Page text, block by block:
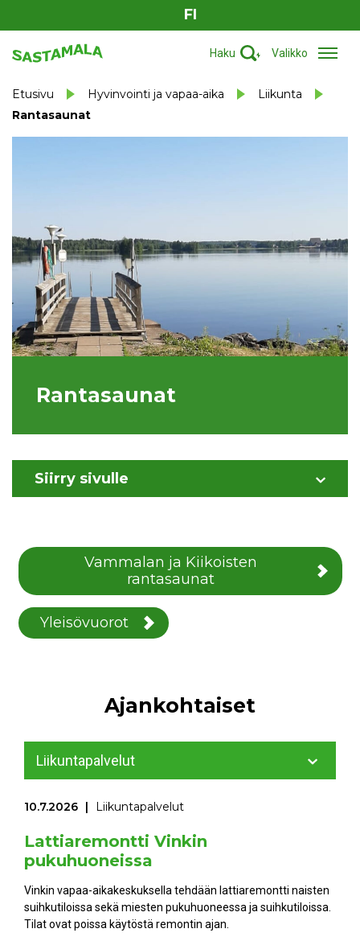
FI
Haku Valikko
Etusivu Hyvinvointi ja vapaa-aika
Liikunta
Rantasaunat
Rantasaunat
Siirry sivulle
Vammalan ja Kiikoisten
rantasaunat
Yleisövuorot
Ajankohtaiset
Liikuntapalvelut
10.7.2026 Liikuntapalvelut
Lattiaremontti Vinkin
pukuhuoneissa
Vinkin vapaa-aikakeskuksella tehdään lattiaremontti naisten
suihkutiloissa sekä miesten pukuhuoneessa ja suihkutiloissa.
Tilat ovat poissa käytöstä remontin ajan.